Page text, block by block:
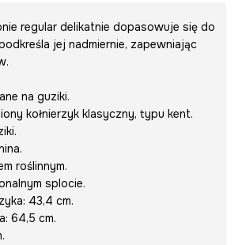
regular delikatnie dopasowuje się do
jej nadmiernie, zapewniając
na guziki.
kołnierzyk klasyczny, typu kent.
roślinnym.
splocie.
43,4 cm.
64,5 cm.